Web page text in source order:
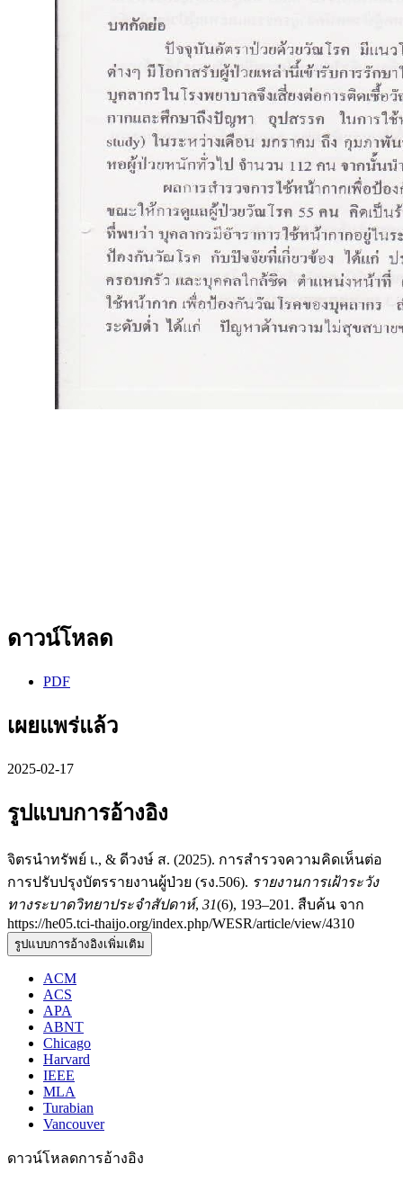
ดาวน์โหลด
PDF
เผยแพร่แล้ว
2025-02-17
รูปแบบการอ้างอิง
จิตรนำทรัพย์ เ., & ดีวงษ์ ส. (2025). การสำรวจความคิดเห็นต่อ
การปรับปรุงบัตรรายงานผู้ป่วย (รง.506). รายงานการเฝ้าระวัง
ทางระบาดวิทยาประจำสัปดาห์, 31(6), 193–201. สืบค้น จาก
https://he05.tci-thaijo.org/index.php/WESR/article/view/4310
รูปแบบการอ้างอิงเพิ่มเติม
ACM
ACS
APA
ABNT
Chicago
Harvard
IEEE
MLA
Turabian
Vancouver
ดาวน์โหลดการอ้างอิง